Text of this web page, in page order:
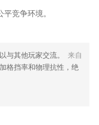
竞争环境。
与其他玩家交流。
来自
格挡率和物理抗性，绝